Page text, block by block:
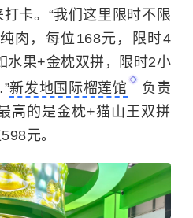
打卡。“我们这里限时不限
肉，每位168元，限时4
水果+金枕双拼，限时2小
新发地国际榴莲馆
负责
高的是金枕+猫山王双拼
元。